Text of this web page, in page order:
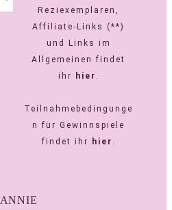
Reziexemplaren,
Affiliate-Links (**)
und Links im
Allgemeinen findet
ihr
hier .
Teilnahmebedingunge
n für Gewinnspiele
findet ihr
hier .
ANNIE